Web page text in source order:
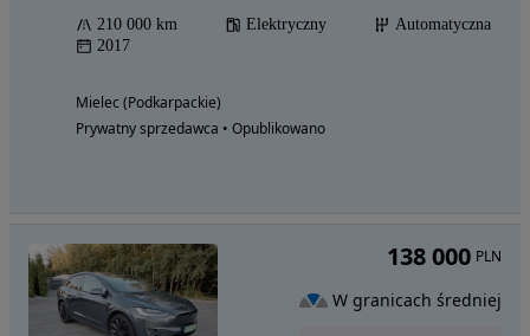
210 000 km Elektryczny
Automatyczna
2017
Mielec (Podkarpackie)
Prywatny sprzedawca • Opublikowano
138 000 PLN
W granicach średniej